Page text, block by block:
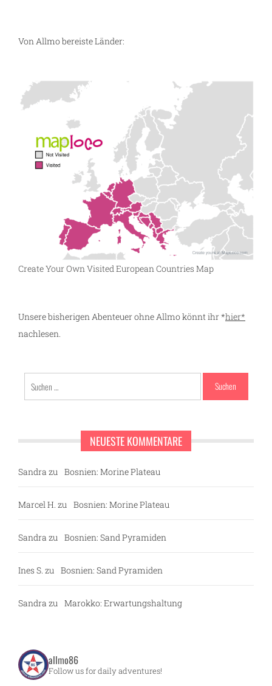
Von Allmo bereiste Länder:
Create Your Own Visited European Countries Map
Unsere bisherigen Abenteuer ohne Allmo könnt ihr *hier*
nachlesen.
nach:
NEUESTE KOMMENTARE
Sandra zu Bosnien: Morine Plateau
Marcel H. zu Bosnien: Morine Plateau
Sandra zu Bosnien: Sand Pyramiden
Ines S. zu Bosnien: Sand Pyramiden
Sandra zu Marokko: Erwartungshaltung
allmo86
Follow us for daily adventures!